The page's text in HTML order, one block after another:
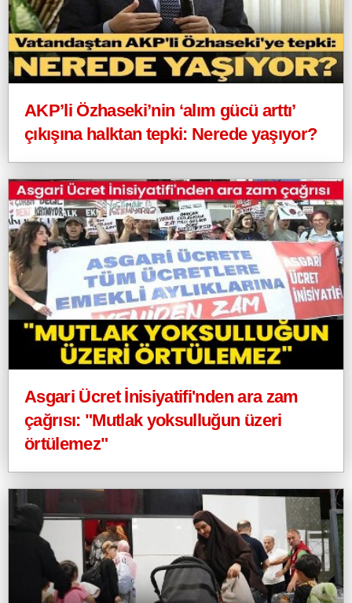
AKP’li Özhaseki’nin ‘alım gücü arttı’
çıkışına halktan tepki: Nerede yaşıyor?
Asgari Ücret İnisiyatifi'nden ara zam
çağrısı: "Mutlak yoksulluğun üzeri
örtülemez"